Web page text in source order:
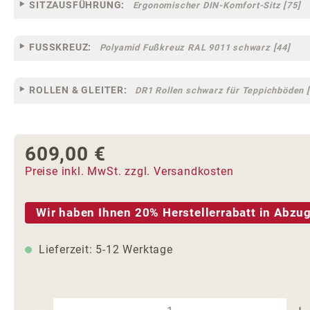
SITZAUSFÜHRUNG: Ergonomischer DIN-Komfort-Sitz [75]
FUSSKREUZ: Polyamid Fußkreuz RAL 9011 schwarz [44]
ROLLEN & GLEITER: DR1 Rollen schwarz für Teppichböden
Regulärer Preis:
609,00 €
Preise inkl. MwSt. zzgl. Versandkosten
Wir haben Ihnen 20% Herstellerrabatt in
Lieferzeit: 5-12 Werktage
Produkt Anzahl: Gib den